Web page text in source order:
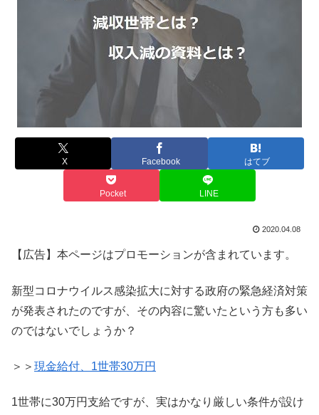
X Facebook はてブ
Pocket LINE
2020.04.08
【広告】本ページはプロモーションが含まれています。
新型コロナウイルス感染拡大に対する政府の緊急経済対策
が発表されたのですが、その内容に驚いたという方も多い
のではないでしょうか？
＞＞ 現金給付、1世帯30万円
1世帯に30万円支給ですが、実はかなり厳しい条件が設け